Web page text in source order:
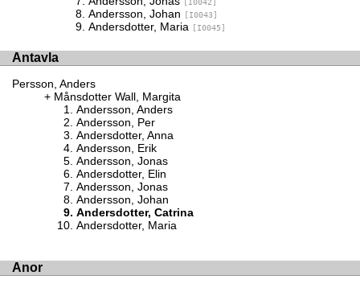
Andersson, Johan [I0043]
Andersdotter, Maria [I0045]
Antavla
Persson, Anders
Månsdotter Wall, Margita
Andersson, Anders
Andersson, Per
Andersdotter, Anna
Andersson, Erik
Andersson, Jonas
Andersdotter, Elin
Andersson, Jonas
Andersson, Johan
Andersdotter, Catrina
Andersdotter, Maria
Anor